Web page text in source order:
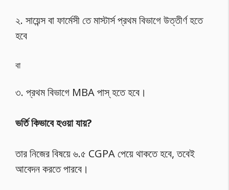
২. সায়েন্স বা ফার্মেসী তে মাস্টার্স প্রথম বিভাগে উত্তীর্ণ হতে
হবে
বা
৩. প্রথম বিভাগে MBA পাস্ হতে হবে।
ভর্তি কিভাবে হওয়া যায়?
তার নিজের বিষয়ে ৬.৫ CGPA পেয়ে থাকতে হবে, তবেই
আবেদন করতে পারবে।